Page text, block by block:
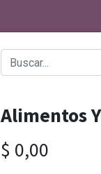
Alimentos
$ 0,00